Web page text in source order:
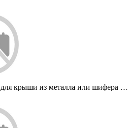
для крыши из металла или шифера …